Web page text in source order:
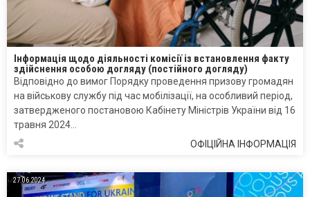
Інформація щодо діяльності комісії із встановлення факту
здійснення особою догляду (постійного догляду)
Відповідно до вимог Порядку проведення призову громадян
на військову службу під час мобілізації, на особливий період,
затвердженого постановою Кабінету Міністрів України від 16
травня 2024…
ОФІЦІЙНА ІНФОРМАЦІЯ
27.06.2024